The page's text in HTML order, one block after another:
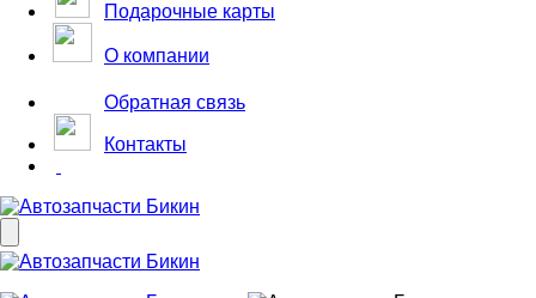
Подарочные карты
О компании
Обратная связь
Контакты